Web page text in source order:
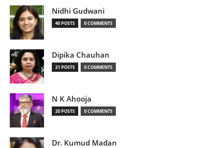
Nidhi Gudwani
40 POSTS 0 COMMENTS
Dipika Chauhan
21 POSTS 0 COMMENTS
N K Ahooja
20 POSTS 0 COMMENTS
Dr. Kumud Madan